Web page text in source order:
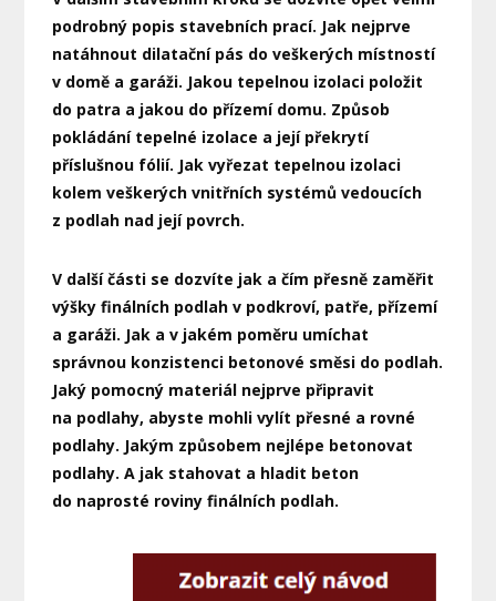
podrobný popis stavebních prací. Jak nejprve
natáhnout dilatační pás do veškerých místností
v domě a garáži. Jakou tepelnou izolaci položit
do patra a jakou do přízemí domu. Způsob
pokládání tepelné izolace a její překrytí
příslušnou fólií. Jak vyřezat tepelnou izolaci
kolem veškerých vnitřních systémů vedoucích
z podlah nad její povrch.
V další části se dozvíte jak a čím přesně zaměřit
výšky finálních podlah v podkroví, patře, přízemí
a garáži. Jak a v jakém poměru umíchat
správnou konzistenci betonové směsi do podlah.
Jaký pomocný materiál nejprve připravit
na podlahy, abyste mohli vylít přesné a rovné
podlahy. Jakým způsobem nejlépe betonovat
podlahy. A jak stahovat a hladit beton
do naprosté roviny finálních podlah.